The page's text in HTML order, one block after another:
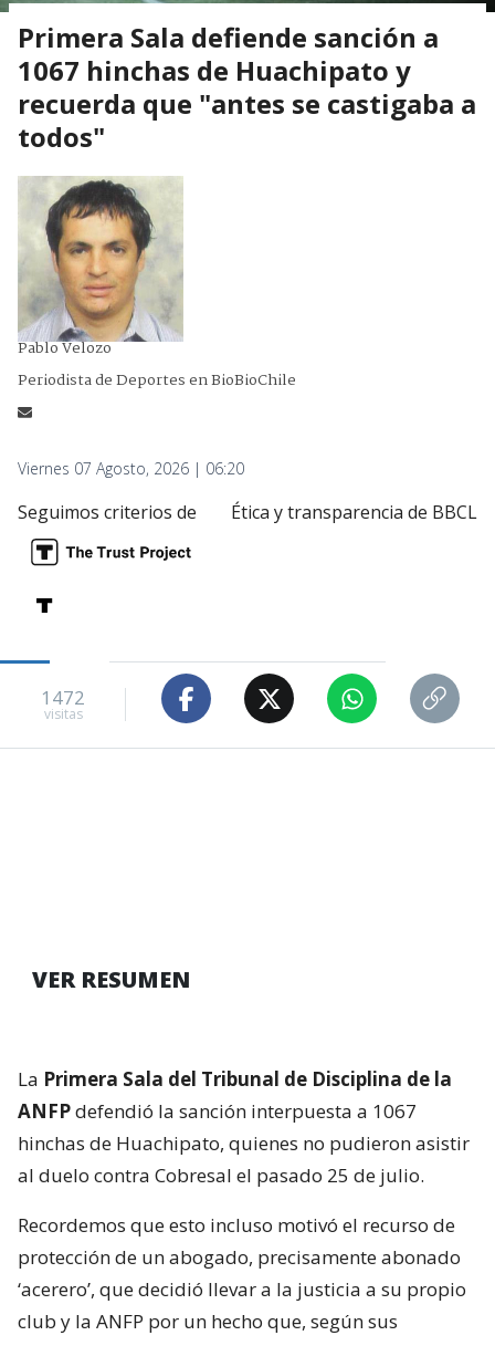
Primera Sala defiende sanción a
1067 hinchas de Huachipato y
recuerda que "antes se castigaba a
todos"
Pablo Velozo
Periodista de Deportes en BioBioChile
Viernes 07 Agosto, 2026 | 06:20
Seguimos criterios de Ética y transparencia de BBCL
1472
visitas
VER RESUMEN
La Primera Sala del Tribunal de Disciplina de la
ANFPdefendió la sanción interpuesta a 1067
hinchas de Huachipato, quienes no pudieron asistir
al duelo contra Cobresal el pasado 25 de julio.
Recordemos que esto incluso motivó el recurso de
protección de un abogado, precisamente abonado
‘acerero’, que decidió llevar a la justicia a su propio
club y la ANFP por un hecho que, según sus